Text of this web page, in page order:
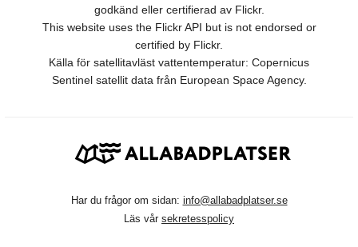
godkänd eller certifierad av Flickr.
This website uses the Flickr API but is not endorsed or
certified by Flickr.
Källa för satellitavläst vattentemperatur: Copernicus
Sentinel satellit data från European Space Agency.
Har du frågor om sidan: info@allabadplatser.se
Läs vår sekretesspolicy